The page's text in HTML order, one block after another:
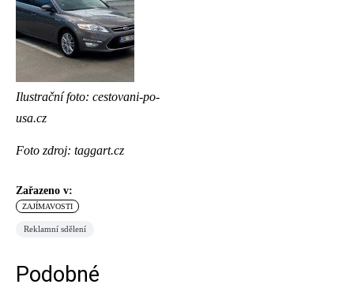
Ilustrační foto: cestovani-po-
usa.cz
Foto zdroj: taggart.cz
Zařazeno v:
ZAJÍMAVOSTI
Reklamní sdělení
Podobné